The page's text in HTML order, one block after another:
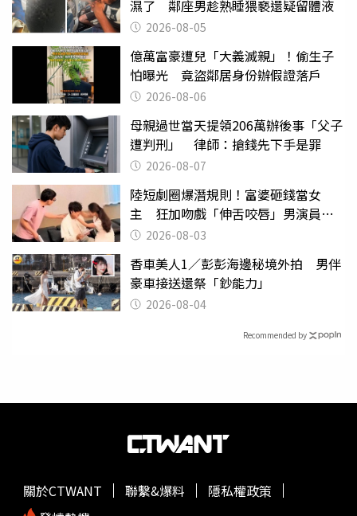
濕了 鄰座男趁熟睡猥褻還疑留體液
2026-08-05
億萬富豪遭兒「大義滅親」！偷生子
怕曝光 竟盜鄰居身份辦假證落戶
2026-08-06
母親過世當天提領206萬辦後事「父子
遭判刑」 律師：搶錢先下手是罪
2026-08-07
陸短劇圈爆潛規則！富婆砸錢當女
主 狂加吻戲「伸舌咬唇」男演員崩
潰 2026-08-03
香車美人1／彭彭海邊秘境外拍 男伴
豪車接送還祭「鈔能力」
2026-08-04
Recommended by
關於CTWANT 聯繫&爆料
隱私權政策